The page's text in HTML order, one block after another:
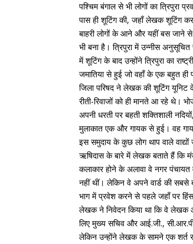
पश्चिम बंगाल से भी लोगों का
पास ही शूटिंग की, जहाँ लेखक शूटिंग कर
बाहरी लोगों के आने और यहीं बस जाने
भी बना है। त्रिपुरा में उन्नीस
में शूटिंग के बाद उन्होंने त्रिपुरा का
जमातिया से हुई जो वहाँ के एक बहुत ही
जिला परिषद ने लेखक की शूटिंग यूनिट
रीती-रिवाजों को ही मानते आ रहे थे।
अपनी धरती पर बहती शक्तिशाली
मुलाकात एक और गायक से हुई। वह
इस समुदाय के कुछ लोग थाप वाले
ऋषिदास के बारे में लेखक बताते हैं कि
कलाकार होने के अलावा वे नगर
नहीं थीं। लेकिन वे अपने वार्ड की सबसे
भाग में प्रवेश करने से पहले जहाँ पर
लेखक ने निवेदन किया था कि वे लेखक
लिए मुख्य सचिव और आई.जी.,
लेकिन उन्होंने लेखक के सामने एक शर्त